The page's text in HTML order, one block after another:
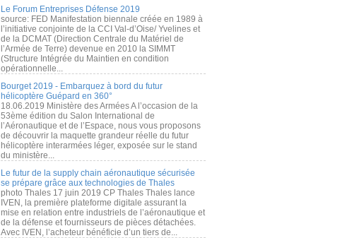
Le Forum Entreprises Défense 2019
source: FED Manifestation biennale créée en 1989 à
l’initiative conjointe de la CCI Val-d’Oise/ Yvelines et
de la DCMAT (Direction Centrale du Matériel de
l’Armée de Terre) devenue en 2010 la SIMMT
(Structure Intégrée du Maintien en condition
opérationnelle...
Bourget 2019 - Embarquez à bord du futur
hélicoptère Guépard en 360°
18.06.2019 Ministère des Armées A l’occasion de la
53ème édition du Salon International de
l’Aéronautique et de l’Espace, nous vous proposons
de découvrir la maquette grandeur réelle du futur
hélicoptère interarmées léger, exposée sur le stand
du ministère...
Le futur de la supply chain aéronautique sécurisée
se prépare grâce aux technologies de Thales
photo Thales 17 juin 2019 CP Thales Thales lance
IVEN, la première plateforme digitale assurant la
mise en relation entre industriels de l’aéronautique et
de la défense et fournisseurs de pièces détachées.
Avec IVEN, l’acheteur bénéficie d’un tiers de...